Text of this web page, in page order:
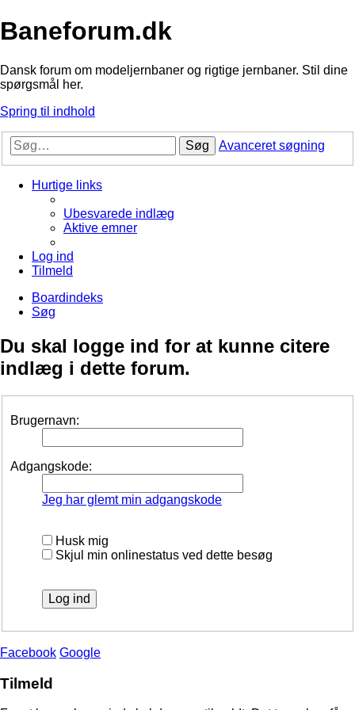
Baneforum.dk
Dansk forum om modeljernbaner og rigtige jernbaner. Stil dine
spørgsmål her.
Spring til indhold
Søg Avanceret søgning
Hurtige links
Ubesvarede indlæg
Aktive emner
Log ind
Tilmeld
Boardindeks
Søg
Du skal logge ind for at kunne citere
indlæg i dette forum.
Brugernavn:
Adgangskode:
Jeg har glemt min adgangskode
Husk mig
Skjul min onlinestatus ved dette besøg
Facebook Google
Tilmeld